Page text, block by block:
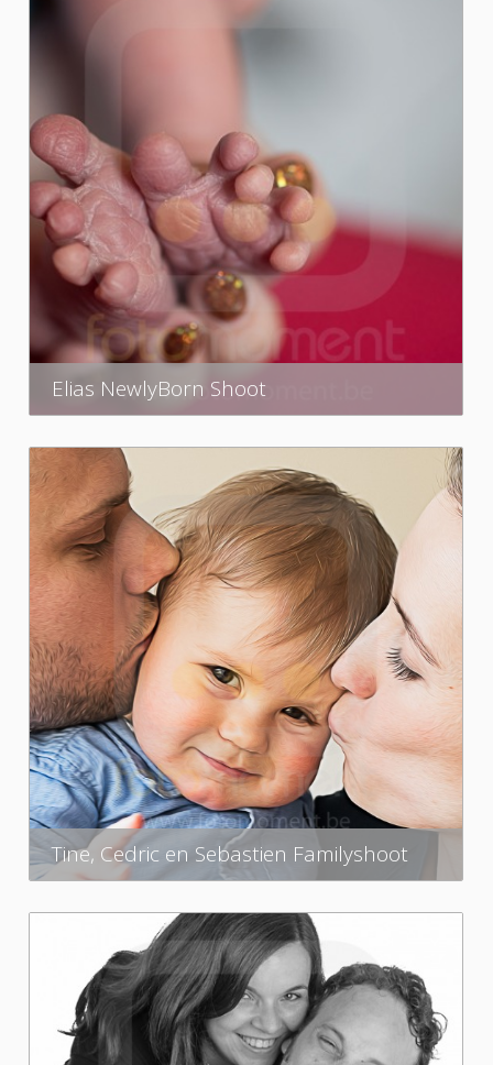
Elias NewlyBorn Shoot
Tine, Cedric en Sebastien Familyshoot